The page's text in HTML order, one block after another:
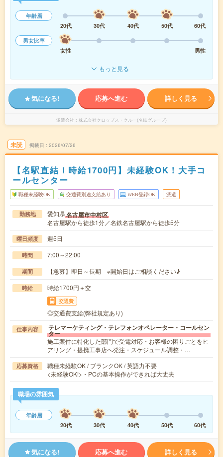
年齢層
20代
30代 40代 50代
60代
男女比率
女性
男性
もっと見る
気になる! 応募へ進む 詳しく見る
派遣会社 株式会社クロップス・クルー(名鉄グループ)
未読 掲載日 2026/07/26
【名駅直結！時給1700円】未経験OK！大手コ
ールセンター
職種未経験OK 交通費別途支給あり WEB登録OK 派遣
勤務地 愛知県名古屋市中村区
名古屋駅から徒歩1分／名鉄名古屋駅から徒歩5分
曜日頻度 週5日
時間 7:00～22:00
期間 【急募】即日～長期 ※開始日はご相談ください♪
時給 時給1700円＋交
交通費
◎交通費支給(弊社規定あり)
仕事内容 テレマーケティング・テレフォンオペレーター・コールセン
ター
施工案件に特化した部門で受電対応・お客様の困りごとをヒ
アリング・提携工事店へ発注・スケジュール調整・…
応募資格
職種未経験OK / ブランクOK / 英語力不要
<未経験OK!>・PCの基本操作ができれば大丈夫
職場の雰囲気
年齢層
20代
30代 40代 50代 60代
気になる! 応募へ進む 詳しく見る